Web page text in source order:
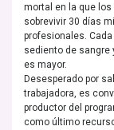
mortal en la que
sobrevivir 30 días
profesionales.
sediento de sangre
es mayor.
Desesperado por
trabajadora, es
productor del
como último